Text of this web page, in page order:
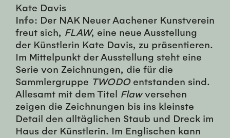
Kate Davis
Info: Der NAK Neuer Aachener Kunstverein
freut sich, FLAW, eine neue Ausstellung
der Künstlerin Kate Davis, zu präsentieren.
Im Mittelpunkt der Ausstellung steht eine
Serie von Zeichnungen, die für die
Sammlergruppe TWODOentstanden sind.
Allesamt mit dem Titel Flawversehen
zeigen die Zeichnungen bis ins kleinste
Detail den alltäglichen Staub und Dreck im
Haus der Künstlerin. Im Englischen kann